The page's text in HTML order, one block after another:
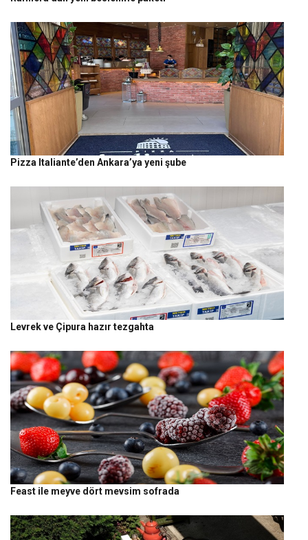
Pizza Italiante’den Ankara’ya yeni şube
Levrek ve Çipura hazır tezgahta
Feast ile meyve dört mevsim sofrada